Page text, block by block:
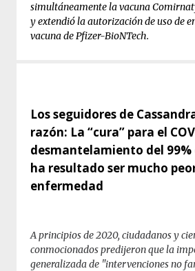
simultáneamente la vacuna
y extendió la autorización de uso de
vacuna de Pfizer-BioNTech.
Los seguidores de
razón: La “cura” para el
desmantelamiento del
ha resultado ser mucho
enfermedad
A principios de 2020, ciudadanos y
conmocionados predijeron que la
generalizada de "intervenciones no